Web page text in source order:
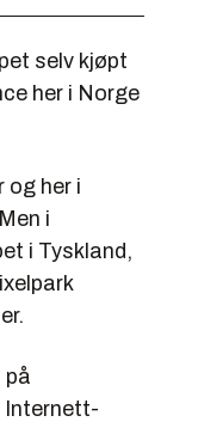
selv kjøpt
her i Norge
og her i
i
i Tyskland,
på
Internett-